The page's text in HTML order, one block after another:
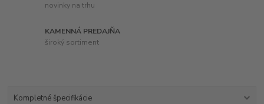
novinky na trhu
KAMENNÁ PREDAJŇA
široký sortiment
Kompletné špecifikácie